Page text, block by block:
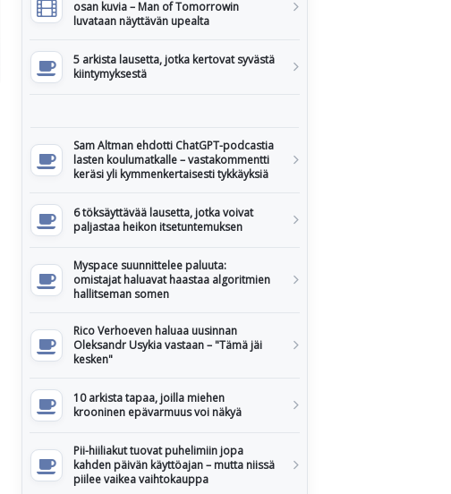
osan kuvia – Man of Tomorrowin
luvataan näyttävän upealta
5 arkista lausetta, jotka kertovat syvästä
kiintymyksestä
Sam Altman ehdotti ChatGPT-podcastia
lasten koulumatkalle – vastakommentti
keräsi yli kymmenkertaisesti tykkäyksiä
6 töksäyttävää lausetta, jotka voivat
paljastaa heikon itsetuntemuksen
Myspace suunnittelee paluuta:
omistajat haluavat haastaa algoritmien
hallitseman somen
Rico Verhoeven haluaa uusinnan
Oleksandr Usykia vastaan – "Tämä jäi
kesken"
10 arkista tapaa, joilla miehen
krooninen epävarmuus voi näkyä
Pii-hiiliakut tuovat puhelimiin jopa
kahden päivän käyttöajan – mutta niissä
piilee vaikea vaihtokauppa